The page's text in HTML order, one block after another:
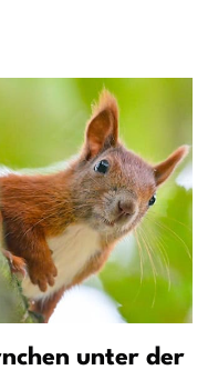
unter der